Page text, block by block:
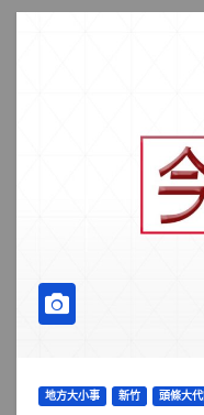
地方大小事 新竹 頭條大